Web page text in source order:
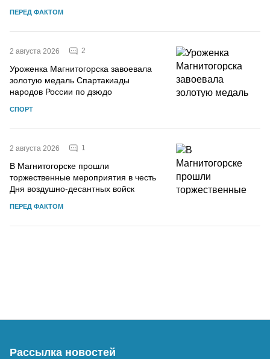
ПЕРЕД ФАКТОМ
2 августа 2026 2
Уроженка Магнитогорска завоевала
золотую медаль Спартакиады
народов России по дзюдо
СПОРТ
2 августа 2026 1
В Магнитогорске прошли
торжественные мероприятия в честь
Дня воздушно-десантных войск
ПЕРЕД ФАКТОМ
Рассылка новостей